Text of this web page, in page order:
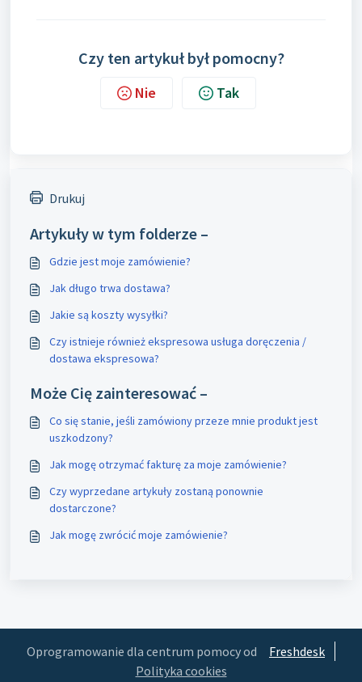
Czy ten artykuł był pomocny?
Nie Tak
Drukuj
Artykuły w tym folderze –
Gdzie jest moje zamówienie?
Jak długo trwa dostawa?
Jakie są koszty wysyłki?
Czy istnieje również ekspresowa usługa doręczenia /
dostawa ekspresowa?
Może Cię zainteresować –
Co się stanie, jeśli zamówiony przeze mnie produkt jest
uszkodzony?
Jak mogę otrzymać fakturę za moje zamówienie?
Czy wyprzedane artykuły zostaną ponownie
dostarczone?
Jak mogę zwrócić moje zamówienie?
Oprogramowanie dla centrum pomocy od
Freshdesk
Polityka cookies